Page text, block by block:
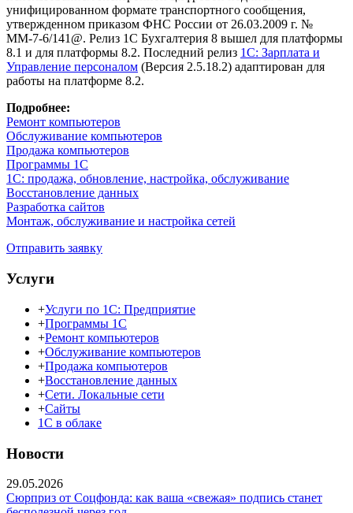
унифицированном формате транспортного сообщения,
утвержденном приказом ФНС России от 26.03.2009 г. №
ММ-7-6/141@. Релиз 1С Бухгалтерия 8 вышел для платформы
8.1 и для платформы 8.2. Последний релиз 1С: Зарплата и
Управление персоналом (Версия 2.5.18.2) адаптирован для
работы на платформе 8.2.
Подробнее:
Ремонт компьютеров
Обслуживание компьютеров
Продажа компьютеров
Программы 1С
1С: продажа, обновление, настройка, обслуживание
Восстановление данных
Разработка сайтов
Монтаж, обслуживание и настройка сетей
Отправить заявку
Услуги
+Услуги по 1С: Предприятие
+Программы 1С
+Ремонт компьютеров
+Обслуживание компьютеров
+Продажа компьютеров
+Восстановление данных
+Сети. Локальные сети
+Сайты
1С в облаке
Новости
29.05.2026
Сюрприз от Соцфонда: как ваша «свежая» подпись станет